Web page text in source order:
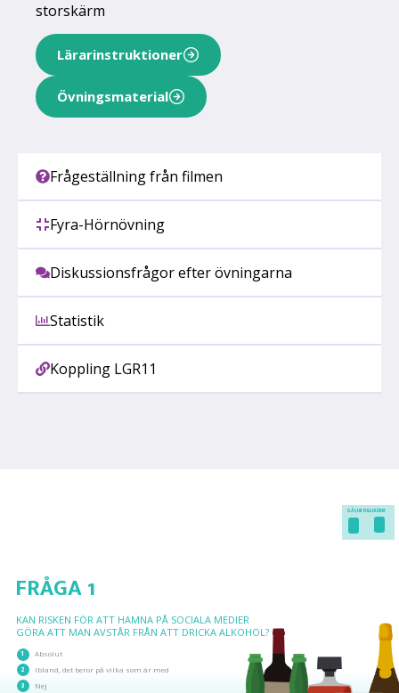
Frågeställning från filmen
Fyra-Hörnövning
Diskussionsfrågor efter övningarna
Statistik
Koppling LGR11
storskärm
Lärarinstruktioner
Övningsmaterial
GÅ I/UR FULLSKÄRM
KAN RISKEN FÖR ATT HAMNA PÅ SOCIALA MEDIER
GÖRA ATT MAN AVSTÅR FRÅN ATT DRICKA ALKOHOL?
Absolut
FRÅGA 1
3
1
2
Ibland, det beror på vilka som är med
Nej